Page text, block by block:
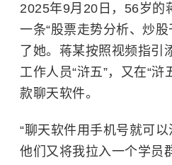
2025年9月20日，56岁的
一条“股票走势分析、炒股
了她。蒋某按照视频指引
工作人员“浒五”，又在“浒
款聊天软件。
“聊天软件用手机号就可以
他们又将我拉入一个学员